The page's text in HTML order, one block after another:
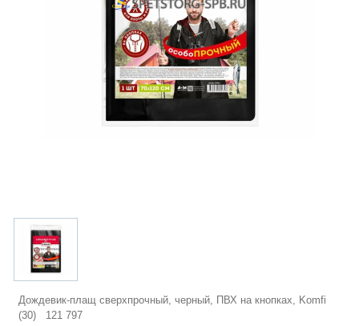
Дождевик-плащ сверхпрочный, черный, ПВХ на кнопках, Komfi
(30) 121 797